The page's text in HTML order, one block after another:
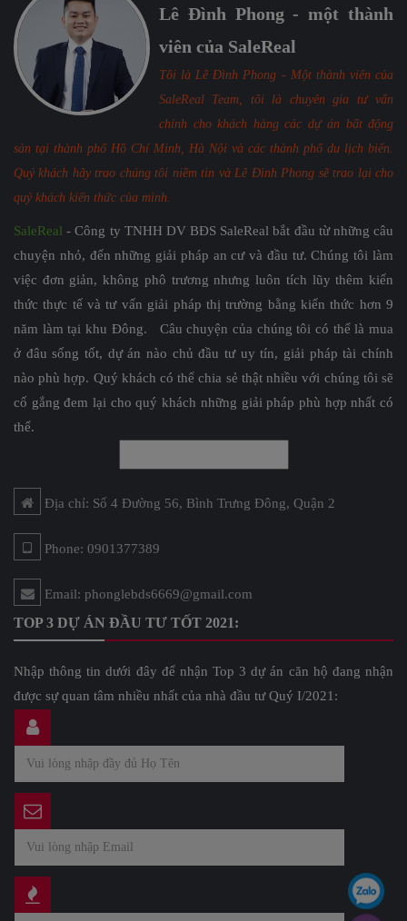
Lê Đình Phong - một thành
viên của SaleReal
Tôi là Lê Đình Phong - Một thành viên của
SaleReal Team, tôi là chuyên gia tư vấn
chính cho khách hàng các dự án bất động
sản tại thành phố Hồ Chí Minh, Hà Nội và các thành phố du lịch biển.
Quý khách hãy trao chúng tôi niềm tin và Lê Đình Phong sẽ trao lại cho
quý khách kiến thức của mình.
SaleReal - Công ty TNHH DV BĐS SaleReal bắt đầu từ những câu
chuyện nhỏ, đến những giải pháp an cư và đầu tư. Chúng tôi làm
việc đơn giản, không phô trương nhưng luôn tích lũy thêm kiến
thức thực tế và tư vấn giải pháp thị trường bằng kiến thức hơn 9
năm làm tại khu Đông. Câu chuyện của chúng tôi có thể là mua
ở đâu sống tốt, dự án nào chủ đầu tư uy tín, giải pháp tài chính
nào phù hợp. Quý khách có thể chia sẻ thật nhiều với chúng tôi sẽ
cố gắng đem lại cho quý khách những giải pháp phù hợp nhất có
thể.
Địa chỉ: Số 4 Đường 56, Bình Trưng Đông, Quận 2
Phone: 0901377389
Email: phonglebds6669@gmail.com
TOP 3 DỰ ÁN ĐẦU TƯ TỐT 2021:
Nhập thông tin dưới đây để nhận Top 3 dự án căn hộ đang nhận
được sự quan tâm nhiều nhất của nhà đầu tư Quý I/2021: